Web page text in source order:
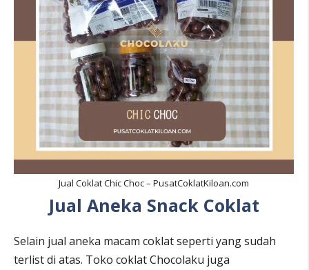
Jual Coklat Chic Choc – PusatCoklatKiloan.com
Jual Aneka Snack Coklat
Selain jual aneka macam coklat seperti yang sudah
terlist di atas. Toko coklat Chocolaku juga